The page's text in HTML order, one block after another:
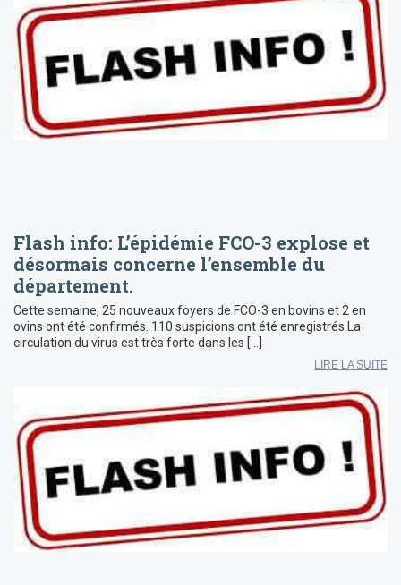
Flash info: L’épidémie FCO-3 explose et
désormais concerne l’ensemble du
département.
Cette semaine, 25 nouveaux foyers de FCO-3 en bovins et 2 en
ovins ont été confirmés. 110 suspicions ont été enregistrés.La
circulation du virus est très forte dans les […]
LIRE LA SUITE